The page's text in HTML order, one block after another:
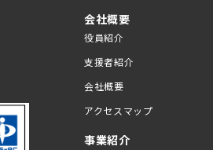
会社概要
役員紹介
支援者紹介
会社概要
アクセスマップ
事業紹介